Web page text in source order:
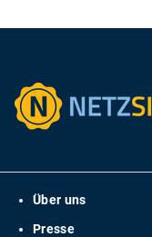
Über uns
Presse